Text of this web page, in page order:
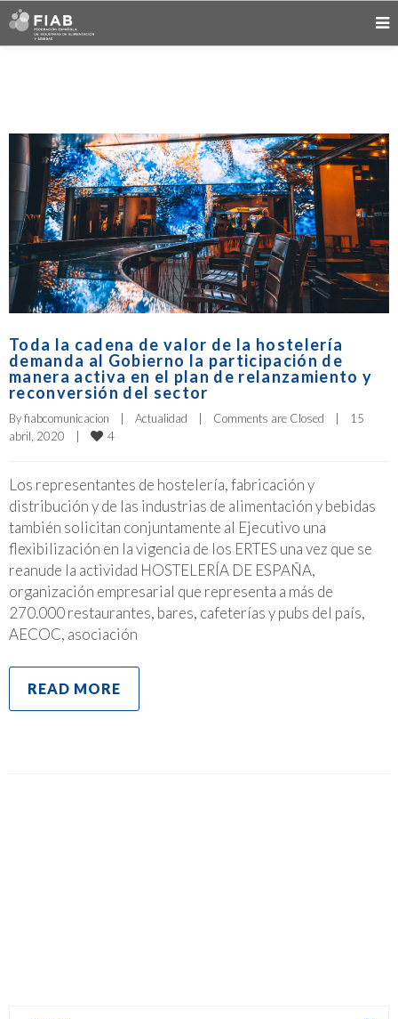
Toda la cadena de valor de la hostelería
demanda al Gobierno la participación de
manera activa en el plan de relanzamiento y
reconversión del sector
By fiabcomunicacion | Actualidad | Comments are Closed |
15
abril, 2020
| 4
Los representantes de hostelería, fabricación y
distribución y de las industrias de alimentación y bebidas
también solicitan conjuntamente al Ejecutivo una
flexibilización en la vigencia de los ERTES una vez que se
reanude la actividad HOSTELERÍA DE ESPAÑA,
organización empresarial que representa a más de
270.000 restaurantes, bares, cafeterías y pubs del país,
AECOC, asociación
READ MORE